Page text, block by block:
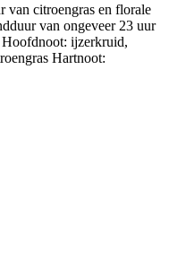
van citroengras en florale
van ongeveer 23 uur
Hoofdnoot: ijzerkruid,
Hartnoot: